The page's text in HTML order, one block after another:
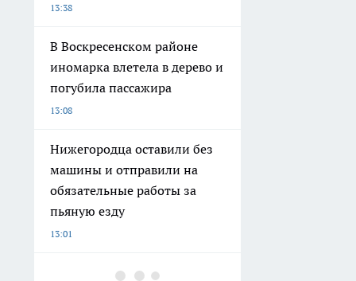
13:38
В Воскресенском районе
иномарка влетела в дерево и
погубила пассажира
13:08
Нижегородца оставили без
машины и отправили на
обязательные работы за
пьяную езду
13:01
Забудьте про генеральные